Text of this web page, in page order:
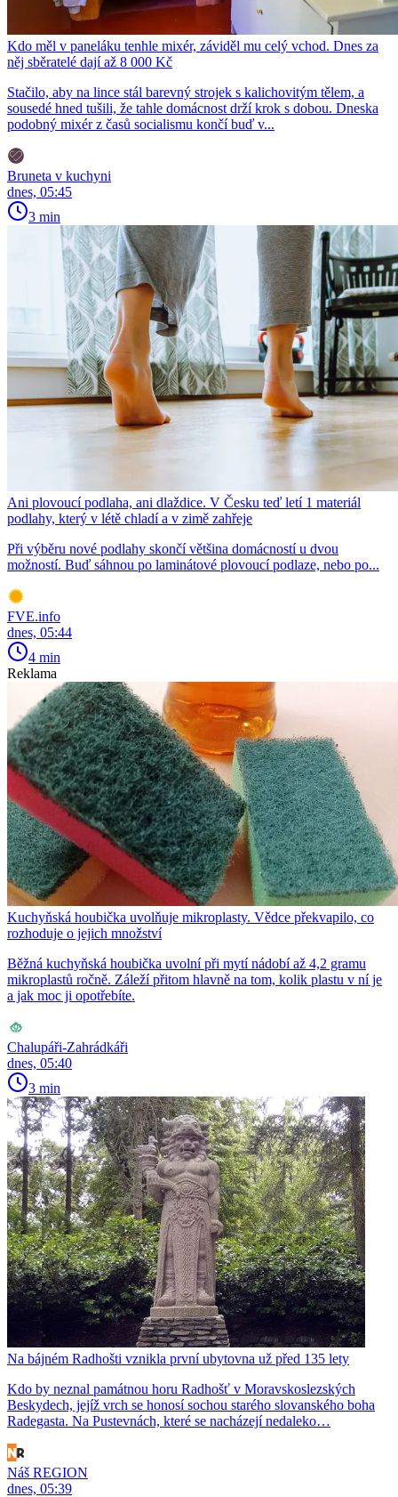
Kdo měl v paneláku tenhle mixér, záviděl mu celý vchod. Dnes za
něj sběratelé dají až 8 000 Kč
Stačilo, aby na lince stál barevný strojek s kalichovitým tělem, a
sousedé hned tušili, že tahle domácnost drží krok s dobou. Dneska
podobný mixér z časů socialismu končí buď v...
Bruneta v kuchyni
dnes, 05:45
3 min
Ani plovoucí podlaha, ani dlaždice. V Česku teď letí 1 materiál
podlahy, který v létě chladí a v zimě zahřeje
Při výběru nové podlahy skončí většina domácností u dvou
možností. Buď sáhnou po laminátové plovoucí podlaze, nebo po...
FVE.info
dnes, 05:44
4 min
Reklama
Kuchyňská houbička uvolňuje mikroplasty. Vědce překvapilo, co
rozhoduje o jejich množství
Běžná kuchyňská houbička uvolní při mytí nádobí až 4,2 gramu
mikroplastů ročně. Záleží přitom hlavně na tom, kolik plastu v ní je
a jak moc ji opotřebíte.
Chalupáři-Zahrádkáři
dnes, 05:40
3 min
Na bájném Radhošti vznikla první ubytovna už před 135 lety
Kdo by neznal památnou horu Radhošť v Moravskoslezských
Beskydech, jejíž vrch se honosí sochou starého slovanského boha
Radegasta. Na Pustevnách, které se nacházejí nedaleko…
Náš REGION
dnes, 05:39